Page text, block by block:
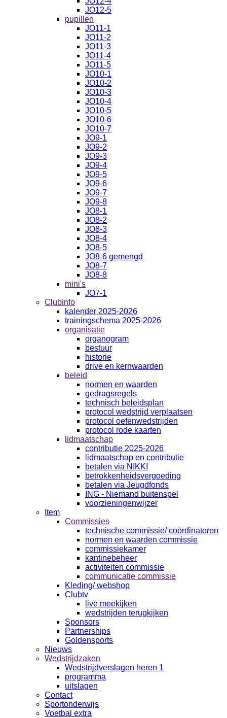
JO12-5
pupillen
JO11-1
JO11-2
JO11-3
JO11-4
JO11-5
JO10-1
JO10-2
JO10-3
JO10-4
JO10-5
JO10-6
JO10-7
JO9-1
JO9-2
JO9-3
JO9-4
JO9-5
JO9-6
JO9-7
JO9-8
JO8-1
JO8-2
JO8-3
JO8-4
JO8-5
JO8-6 gemengd
JO8-7
JO8-8
mini's
JO7-1
Clubinfo
kalender 2025-2026
trainingschema 2025-2026
organisatie
organogram
bestuur
historie
drive en kernwaarden
beleid
normen en waarden
gedragsregels
technisch beleidsplan
protocol wedstrijd verplaatsen
protocol oefenwedstrijden
protocol rode kaarten
lidmaatschap
contributie 2025-2026
lidmaatschap en contributie
betalen via NIKKI
betrokkenheidsvergoeding
betalen via Jeugdfonds
ING - Niemand buitenspel
voorzieningenwijzer
Item
Commissies
technische commissie/ coördinatoren
normen en waarden commissie
commissiekamer
kantinebeheer
activiteiten commissie
communicatie commissie
Kleding/ webshop
Clubtv
live meekijken
wedstrijden terugkijken
Sponsors
Partnerships
Goldensports
Nieuws
Wedstrijdzaken
Wedstrijdverslagen heren 1
programma
uitslagen
Contact
Sportonderwijs
Voetbal extra